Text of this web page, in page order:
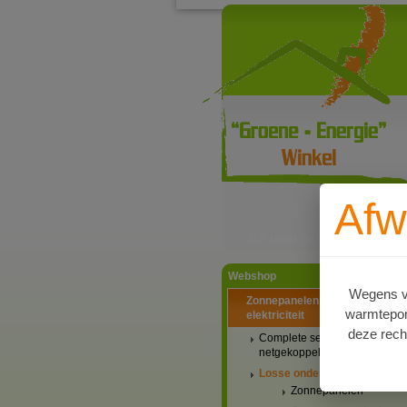
Ga naar
Webshop
Zonnepanelen PV-systemen
elektriciteit
Complete setaanbiedingen
netgekoppeld
Losse onderdelen
Zonnepanelen
Wegens
deze